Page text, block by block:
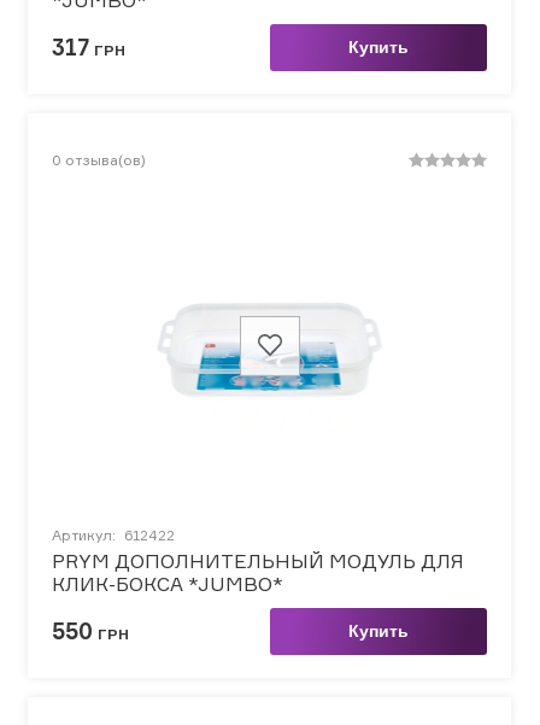
317 ГРН Купить
0 отзыва(ов)
Артикул: 612422
PRYM ДОПОЛНИТЕЛЬНЫЙ МОДУЛЬ ДЛЯ
КЛИК-БОКСА *JUMBO*
550 ГРН Купить